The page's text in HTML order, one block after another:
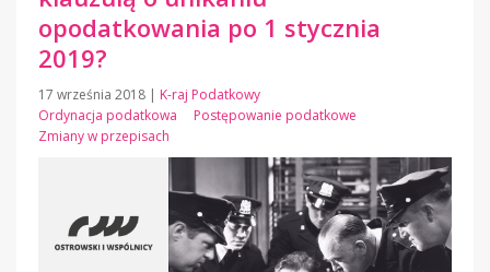
opodatkowania po 1 stycznia
2019?
17 września 2018 | K-raj Podatkowy
Ordynacja podatkowa
Postępowanie podatkowe
Zmiany w przepisach